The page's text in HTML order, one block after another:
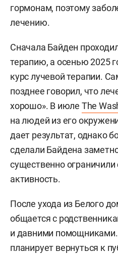
гормонам, поэтому
лечению.
Сначала Байден
терапию, а осенью 2025
курс лучевой терапии.
позднее говорил, что
хорошо». В июле The
на людей из его
дает результат, однако
сделали Байдена
существенно
активность.
После ухода из Белого
общается с
и давними
планирует вернуться к